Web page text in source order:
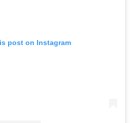
post on Instagram